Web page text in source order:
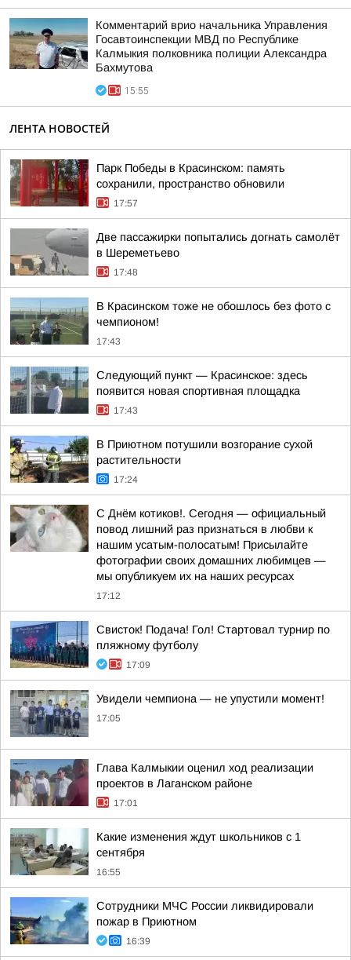
Комментарий врио начальника Управления
Госавтоинспекции МВД по Республике
Калмыкия полковника полиции Александра
Бахмутова
15:55
ЛЕНТА НОВОСТЕЙ
Парк Победы в Красинском: память
сохранили, пространство обновили
17:57
Две пассажирки попытались догнать самолёт
в Шереметьево
17:48
В Красинском тоже не обошлось без фото с
чемпионом!
17:43
Следующий пункт — Красинское: здесь
появится новая спортивная площадка
17:43
В Приютном потушили возгорание сухой
растительности
17:24
С Днём котиков!. Сегодня — официальный
повод лишний раз признаться в любви к
нашим усатым-полосатым! Присылайте
фотографии своих домашних любимцев —
мы опубликуем их на наших ресурсах
17:12
Свисток! Подача! Гол! Стартовал турнир по
пляжному футболу
17:09
Увидели чемпиона — не упустили момент!
17:05
Глава Калмыкии оценил ход реализации
проектов в Лаганском районе
17:01
Какие изменения ждут школьников с 1
сентября
16:55
Сотрудники МЧС России ликвидировали
пожар в Приютном
16:39